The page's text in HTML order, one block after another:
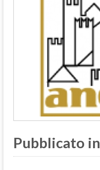
Pubblicato in